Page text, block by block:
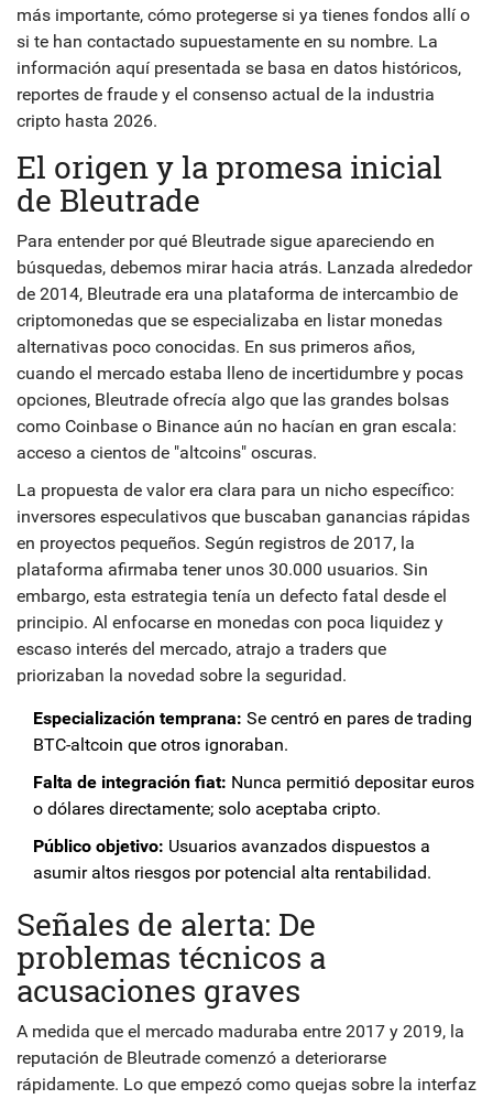
más importante, cómo protegerse si ya tienes fondos allí o
si te han contactado supuestamente en su nombre. La
información aquí presentada se basa en datos históricos,
reportes de fraude y el consenso actual de la industria
cripto hasta 2026.
El origen y la promesa inicial
de Bleutrade
Para entender por qué Bleutrade sigue apareciendo en
búsquedas, debemos mirar hacia atrás. Lanzada alrededor
de 2014, Bleutrade era una plataforma de intercambio de
criptomonedas que se especializaba en listar monedas
alternativas poco conocidas. En sus primeros años,
cuando el mercado estaba lleno de incertidumbre y pocas
opciones, Bleutrade ofrecía algo que las grandes bolsas
como Coinbase o Binance aún no hacían en gran escala:
acceso a cientos de "altcoins" oscuras.
La propuesta de valor era clara para un nicho específico:
inversores especulativos que buscaban ganancias rápidas
en proyectos pequeños. Según registros de 2017, la
plataforma afirmaba tener unos 30.000 usuarios. Sin
embargo, esta estrategia tenía un defecto fatal desde el
principio. Al enfocarse en monedas con poca liquidez y
escaso interés del mercado, atrajo a traders que
priorizaban la novedad sobre la seguridad.
Especialización temprana: Se centró en pares de trading
BTC-altcoin que otros ignoraban.
Falta de integración fiat: Nunca permitió depositar euros
o dólares directamente; solo aceptaba cripto.
Público objetivo: Usuarios avanzados dispuestos a
asumir altos riesgos por potencial alta rentabilidad.
Señales de alerta: De
problemas técnicos a
acusaciones graves
A medida que el mercado maduraba entre 2017 y 2019, la
reputación de Bleutrade comenzó a deteriorarse
rápidamente. Lo que empezó como quejas sobre la interfaz